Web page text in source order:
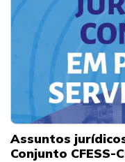
Assuntos
Conjunto CFESS-